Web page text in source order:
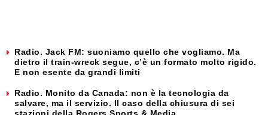
Radio. Jack FM: suoniamo quello che vogliamo. Ma
dietro il train-wreck segue, c’è un formato molto rigido.
E non esente da grandi limiti
Radio. Monito da Canada: non è la tecnologia da
salvare, ma il servizio. Il caso della chiusura di sei